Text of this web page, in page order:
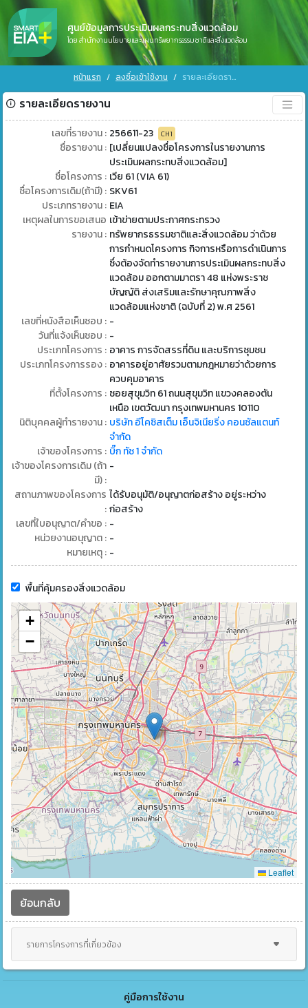
ศูนย์ข้อมูลการประเมินผลกระทบสิ่งแวดล้อม
โดย สำนักงานนโยบายและแผนทรัพยากรธรรมชาติและสิ่งแวดล้อม
หน้าแรก ลงชื่อเข้าใช้งาน รายละเอียดรายงาน
รายละเอียดรายงาน
เลขที่รายงาน : 256611-23 CH1
ชื่อรายงาน : [เปลี่ยนแปลงชื่อโครงการในรายงานการ
ประเมินผลกระทบสิ่งแวดล้อม]
ชื่อโครงการ : เวีย 61 (VIA 61)
ชื่อโครงการเดิม(ถ้ามี) : SKV61
ประเภทรายงาน : EIA
เหตุผลในการขอเสนอ
รายงาน :
เข้าข่ายตามประกาศกระทรวง
ทรัพยากรธรรมชาติและสิ่งแวดล้อม ว่าด้วย
การกำหนดโครงการ กิจการหรือการดำเนินการ
ซึ่งต้องจัดทำรายงานการประเมินผลกระทบสิ่ง
แวดล้อม ออกตามมาตรา 48 แห่งพระราช
บัญญัติ ส่งเสริมและรักษาคุณภาพสิ่ง
แวดล้อมแห่งชาติ (ฉบับที่ 2) พ.ศ 2561
เลขที่หนังสือเห็นชอบ : -
วันที่แจ้งเห็นชอบ : -
ประเภทโครงการ : อาคาร การจัดสรรที่ดิน และบริการชุมชน
ประเภทโครงการรอง : อาคารอยู่อาศัยรวมตามกฎหมายว่าด้วยการ
ควบคุมอาคาร
ที่ตั้งโครงการ : ซอยสุขุมวิท 61 ถนนสุขุมวิท แขวงคลองตัน
เหนือ เขตวัฒนา กรุงเทพมหานคร 10110
นิติบุคคลผู้ทำรายงาน : บริษัท อีโคซิสเต็ม เอ็นจิเนียริ่ง คอนซัลแตนท์
จำกัด
เจ้าของโครงการ : บิ๊ก ทัช 1 จำกัด
เจ้าของโครงการเดิม (ถ้า
มี) :
-
สถานภาพของโครงการ
:
ได้รับอนุมัติ/อนุญาตก่อสร้าง อยู่ระหว่าง
ก่อสร้าง
เลขที่ใบอนุญาต/คำขอ : -
หน่วยงานอนุญาต : -
หมายเหตุ : -
พื้นที่คุ้มครองสิ่งแวดล้อม
+
−
Leaflet
ย้อนกลับ
รายการโครงการที่เกี่ยวข้อง
คู่มือการใช้งาน